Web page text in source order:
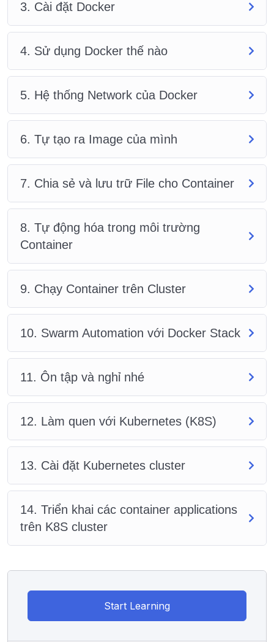
3. Cài đặt Docker
4. Sử dụng Docker thế nào
5. Hệ thống Network của Docker
6. Tự tạo ra Image của mình
7. Chia sẻ và lưu trữ File cho Container
8. Tự động hóa trong môi trường
Container
9. Chạy Container trên Cluster
10. Swarm Automation với Docker Stack
11. Ôn tập và nghỉ nhé
12. Làm quen với Kubernetes (K8S)
13. Cài đặt Kubernetes cluster
14. Triển khai các container applications
trên K8S cluster
Start Learning